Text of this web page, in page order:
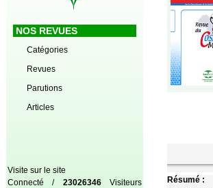
NOS REVUES
Catégories
Revues
Parutions
Articles
Visite sur le site
Connecté / 23026346Visiteurs
Résumé :